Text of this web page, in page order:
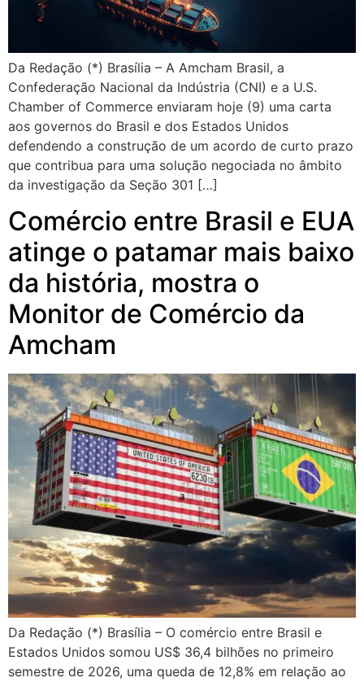
Da Redação (*) Brasília – A Amcham Brasil, a
Confederação Nacional da Indústria (CNI) e a U.S.
Chamber of Commerce enviaram hoje (9) uma carta
aos governos do Brasil e dos Estados Unidos
defendendo a construção de um acordo de curto prazo
que contribua para uma solução negociada no âmbito
da investigação da Seção 301 […]
Comércio entre Brasil e EUA
atinge o patamar mais baixo
da história, mostra o
Monitor de Comércio da
Amcham
Da Redação (*) Brasília – O comércio entre Brasil e
Estados Unidos somou US$ 36,4 bilhões no primeiro
semestre de 2026, uma queda de 12,8% em relação ao